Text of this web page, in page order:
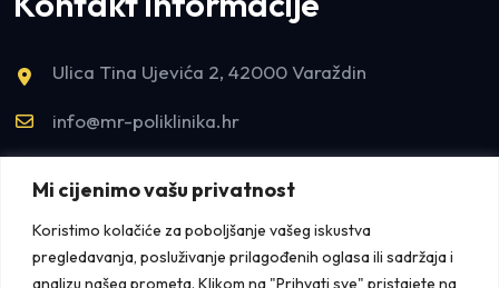
Mi cijenimo vašu privatnost
Koristimo kolačiće za poboljšanje vašeg iskustva
pregledavanja, posluživanje prilagođenih oglasa ili sadržaja i
analizu našeg prometa. Klikom na "Prihvati sve" pristajete na
Ulica Tina Ujevića 2, 42000 Varaždin
info@mr-poliklinika.hr